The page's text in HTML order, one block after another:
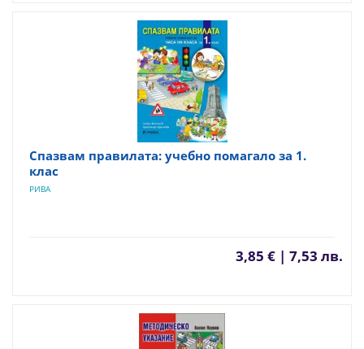
Спазвам правилата: учебно помагало за 1.
клас
РИВА
3,85 € | 7,53 лв.